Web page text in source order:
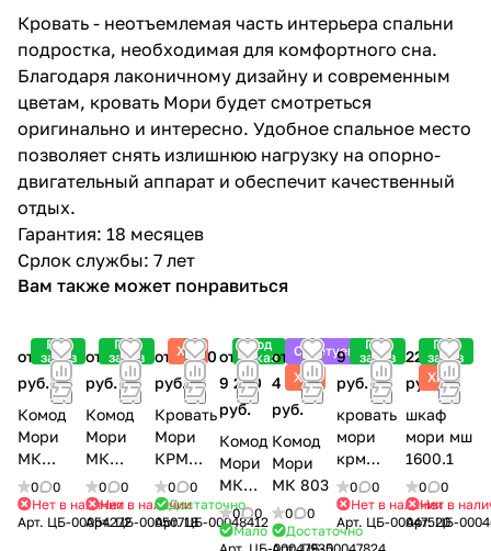
Кровать - неотъемлемая часть интерьера спальни
подростка, необходимая для комфортного сна.
Благодаря лаконичному дизайну и современным
цветам, кровать Мори будет смотреться
оригинально и интересно. Удобное спальное место
позволяет снять излишнюю нагрузку на опорно-
двигательный аппарат и обеспечит качественный
отдых.
Гарантия: 18 месяцев
Срлок службы: 7 лет
Вам также может понравиться
Под
заказ
от 8 500
руб.
Комод
Мори
МК
1200.6
0
0
Нет в наличии
Арт. ЦБ-00054272
Под
заказ
от 7 700
руб.
Комод
Мори
МК
1200.3
0
0
Нет в наличии
Арт.ЦБ-00050718
Хит
от 7 800
руб.
Кровать
Мори
КРМ
1200.1
0
0
Достаточно
Арт.ЦБ-00048412
Под
заказ
от
9 200
руб.
Комод
Мори
МК
1380.6
0
0
Мало
Советуем
Хит
от
4 900
руб.
Комод
Мори
МК 803
0
0
Достаточно
Под
заказ
9 900
руб.
кровать
мори
крм
1600.1
0
0
Нет в наличии
Арт. ЦБ-00047520
Под
заказ
Хит
22 100
руб.
шкаф
мори мш
1600.1
0
0
Нет в
Арт.ЦБ-